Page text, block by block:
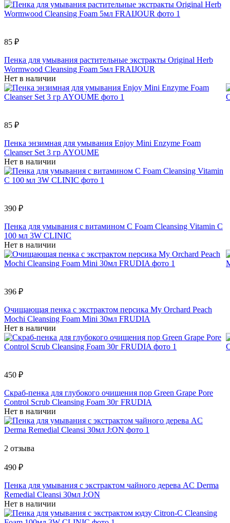
85 ₽
Пенка для умывания растительные экстракты Original Herb
Wormwood Cleansing Foam 5мл FRAIJOUR
Нет в наличии
85 ₽
Пенка энзимная для умывания Enjoy Mini Enzyme Foam
Cleanser Set 3 гр AYOUME
Нет в наличии
390 ₽
Пенка для умывания с витамином С Foam Cleansing Vitamin C
100 мл 3W CLINIC
Нет в наличии
396 ₽
Очищающая пенка с экстрактом персика My Orchard Peach
Mochi Cleansing Foam Mini 30мл FRUDIA
Нет в наличии
450 ₽
Скраб-пенка для глубокого очищения пор Green Grape Pore
Control Scrub Cleansing Foam 30г FRUDIA
Нет в наличии
2 отзыва
490 ₽
Пенка для умывания с экстрактом чайного дерева AC Derma
Remedial Cleansi 30мл J:ON
Нет в наличии